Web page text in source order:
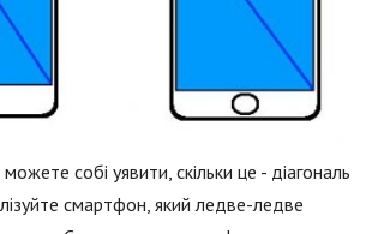
собі уявити, скільки це - діагональ
смартфон, який ледве-ледве